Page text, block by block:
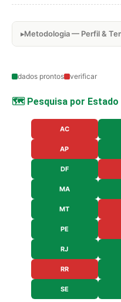
Metodologia — Perfil &
dados prontos verificar
🗺️ Pesquisa por Estado
AC
AP
DF
MA
MT
PE
RJ
RR
SE